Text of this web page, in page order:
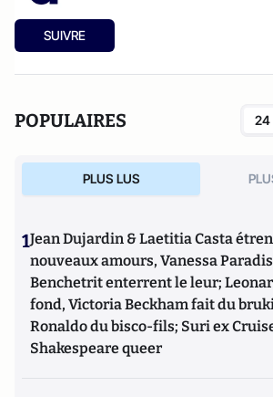
SUIVRE
POPULAIRES 24
PLUS LUS
1Jean Dujardin & Laetitia Casta
nouveaux amours, Vanessa
Benchetrit enterrent le leur;
fond, Victoria Beckham fait du
Ronaldo du bisco-fils; Suri ex
Shakespeare queer